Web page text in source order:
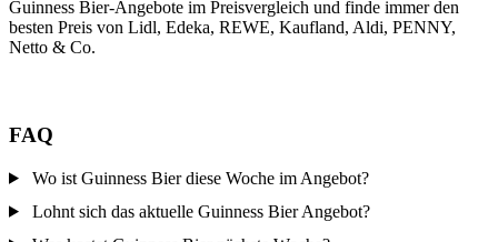
Guinness Bier-Angebote im Preisvergleich und finde immer den
besten Preis von Lidl, Edeka, REWE, Kaufland, Aldi, PENNY,
Netto & Co.
FAQ
Wo ist Guinness Bier diese Woche im Angebot?
Lohnt sich das aktuelle Guinness Bier Angebot?